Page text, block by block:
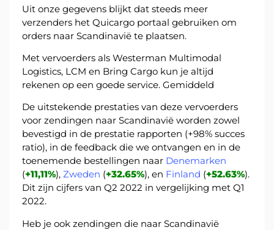
Bestemmingen
Ontdek
Nederlands
Uit onze gegevens blijkt dat steeds meer
verzenders het Quicargo portaal gebruiken om
orders naar Scandinavië te plaatsen.
Met vervoerders als Westerman Multimodal
Logistics, LCM en Bring Cargo kun je altijd
rekenen op een goede service. Gemiddeld
De uitstekende prestaties van deze vervoerders
voor zendingen naar Scandinavië worden zowel
bevestigd in de prestatie rapporten (+98% succes
ratio), in de feedback die we ontvangen en in de
toenemende bestellingen naar Denemarken
(+11,11%), Zweden (+32.65%), en Finland (+52.63%).
Dit zijn cijfers van Q2 2022 in vergelijking met Q1
2022.
Heb je ook zendingen die naar Scandinavië